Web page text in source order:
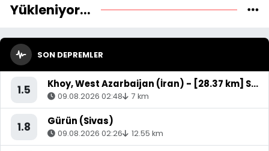
Yükleniyor...
SON DEPREMLER
1.5 Khoy, West Azarbaijan (İran) - [28.37 km] Saray (Van)
09.08.2026 02:48 7 km
1.8 Gürün (Sivas)
09.08.2026 02:26 12.55 km